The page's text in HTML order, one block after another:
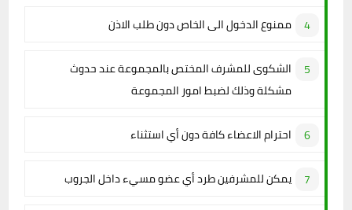
ممنوع الدخول الى الخاص دون طلب الاذن
الشكوى للمشرف المختص بالمجموعة عند حدوث
مشكلة وذلك لضبط امور المجموعة
احترام الاعضاء كافة دون أي استثناء
يمكن للمشرفين طرد أي عضو مسيء داخل الجروب